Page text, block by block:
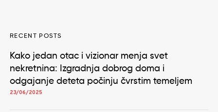
RECENT POSTS
Kako jedan otac i vizionar menja svet
nekretnina: Izgradnja dobrog doma i
odgajanje deteta počinju čvrstim temeljem
23/06/2025